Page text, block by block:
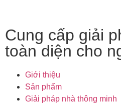
Cung cấp giải
toàn diện cho
Giới thiệu
Sản phẩm
Giải pháp nhà thông minh